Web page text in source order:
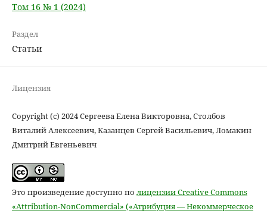
Том 16 № 1 (2024)
Раздел
Статьи
Лицензия
Copyright (c) 2024 Сергеева Елена Викторовна, Столбов
Виталий Алексеевич, Казанцев Сергей Васильевич, Ломакин
Дмитрий Евгеньевич
Это произведение доступно по лицензии Creative Commons
«Attribution-NonCommercial» («Атрибуция — Некоммерческое